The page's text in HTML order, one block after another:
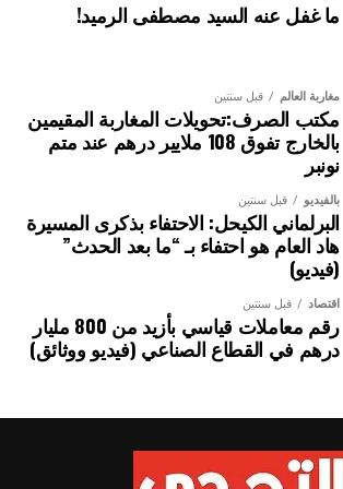
ما غفل عنه السيد مصطفى الرميد!
مغاربة العالم قبل سنتين
مكتب الصرف:تحويلات المغاربة المقيمين
بالخارج تفوق 108 ملايير درهم عند متم
نونبر
بالفيديو قبل سنتين
البرلماني الكيحل: الاحتفاء بذكرى المسيرة
هاد العام هو احتفاء بـ “ما بعد الحدث”
(فيديو)
اقتصاد قبل سنتين
رقم معاملات قياسي بأزيد من 800 مليار
درهم في القطاع الصناعي (فيديو ووثائق)